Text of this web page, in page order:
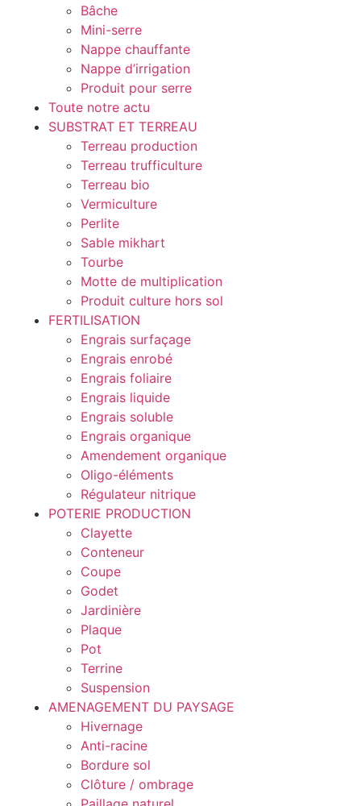
Bâche
Mini-serre
Nappe chauffante
Nappe d’irrigation
Produit pour serre
Toute notre actu
SUBSTRAT ET TERREAU
Terreau production
Terreau trufficulture
Terreau bio
Vermiculture
Perlite
Sable mikhart
Tourbe
Motte de multiplication
Produit culture hors sol
FERTILISATION
Engrais surfaçage
Engrais enrobé
Engrais foliaire
Engrais liquide
Engrais soluble
Engrais organique
Amendement organique
Oligo-éléments
Régulateur nitrique
POTERIE PRODUCTION
Clayette
Conteneur
Coupe
Godet
Jardinière
Plaque
Pot
Terrine
Suspension
AMENAGEMENT DU PAYSAGE
Hivernage
Anti-racine
Bordure sol
Clôture / ombrage